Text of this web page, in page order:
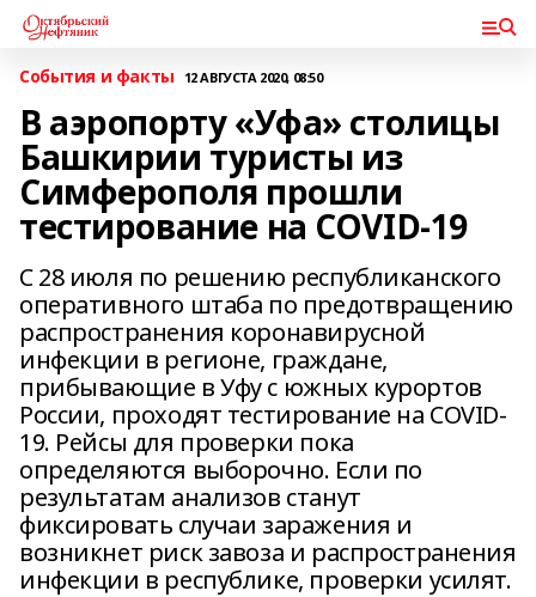
События и факты 12 АВГУСТА 2020, 08:50
В аэропорту «Уфа» столицы
Башкирии туристы из
Симферополя прошли
тестирование на COVID-19
С 28 июля по решению республиканского
оперативного штаба по предотвращению
распространения коронавирусной
инфекции в регионе, граждане,
прибывающие в Уфу с южных курортов
России, проходят тестирование на COVID-
19. Рейсы для проверки пока
определяются выборочно. Если по
результатам анализов станут
фиксировать случаи заражения и
возникнет риск завоза и распространения
инфекции в республике, проверки усилят.